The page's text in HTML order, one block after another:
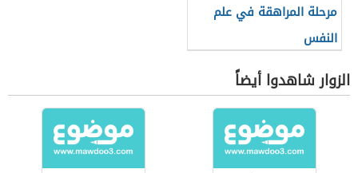
مرحلة المراهقة في علم
النفس
الزوار شاهدوا أيضاً